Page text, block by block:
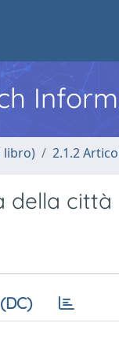
libro) 2.1.2
della città